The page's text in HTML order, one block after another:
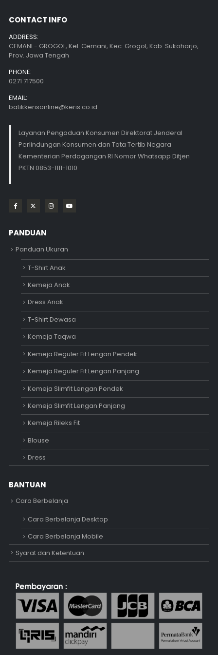
CONTACT INFO
ADDRESS:
CEMANI - GROGOL, Kel. Cemani, Kec. Grogol, Kab. Sukoharjo,
Prov. Jawa Tengah
PHONE:
0271 717500
EMAIL:
batikkerisonline@keris.co.id
Layanan Pengaduan Konsumen Direktorat Jenderal
Perlindungan Konsumen dan Tata Tertib Negara
Kementerian Perdagangan RI Nomor Whatsapp Ditjen
PKTN 0853-1111-1010
PANDUAN
Panduan Ukuran
T-Shirt Anak
Kemeja Anak
Dress Anak
T-Shirt Dewasa
Kemeja Taqwa
Kemeja Reguler Fit Lengan Pendek
Kemeja Reguler Fit Lengan Panjang
Kemeja Slimfit Lengan Pendek
Kemeja Slimfit Lengan Panjang
Kemeja Rileks Fit
Blouse
Dress
BANTUAN
Cara Berbelanja
Cara Berbelanja Desktop
Cara Berbelanja Mobile
Syarat dan Ketentuan